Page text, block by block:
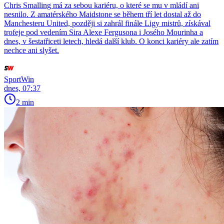
Chris Smalling má za sebou kariéru, o které se mu v mládí ani
nesnilo. Z amatérského Maidstone se během tří let dostal až do
Manchesteru United, později si zahrál finále Ligy mistrů, získával
trofeje pod vedením Sira Alexe Fergusona i Josého Mourinha a
dnes, v šestatřiceti letech, hledá další klub. O konci kariéry ale zatím
nechce ani slyšet.
SportWin
dnes, 07:37
2 min